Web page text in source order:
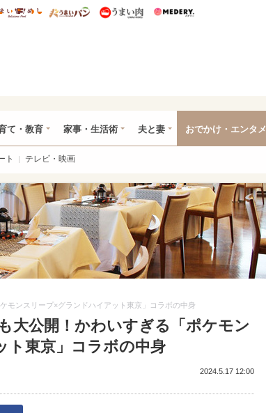
ディズニー特集
うまいめし うまいパン うまい肉
て・教育 家事・生活術 夫と妻 おでかけ・エンタメ
ト テレビ・映画
モンスリープ×グランドハイアット東京」コラボの中身
大公開！かわいすぎる「ポケモン
ト東京」コラボの中身
2024.5.17 12:00